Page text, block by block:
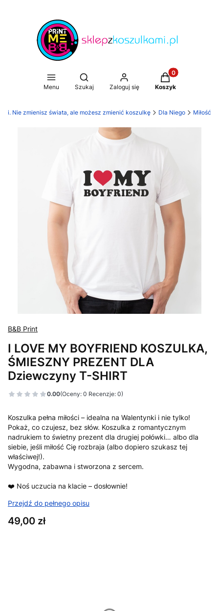
Menu
Otwórz wyszukiwarkę
Szukaj Zaloguj się
Produkty w
Koszyk
Nie zmienisz świata, ale możesz zmienić koszulkę Dla Niego Miłość
B&B Print
I LOVE MY BOYFRIEND KOSZULKA,
ŚMIESZNY PREZENT DLA
Dziewczyny T-SHIRT
0.00(Oceny: 0 Recenzje: 0)
Koszulka pełna miłości – idealna na Walentynki i nie tylko!
Pokaż, co czujesz, bez słów. Koszulka z romantycznym
nadrukiem to świetny prezent dla drugiej połówki… albo dla
siebie, jeśli miłość Cię rozbraja (albo dopiero szukasz tej
właściwej!).
Wygodna, zabawna i stworzona z sercem.
❤️ Noś uczucia na klacie – dosłownie!
Przejdź do pełnego opisu
Cena
49,00 zł